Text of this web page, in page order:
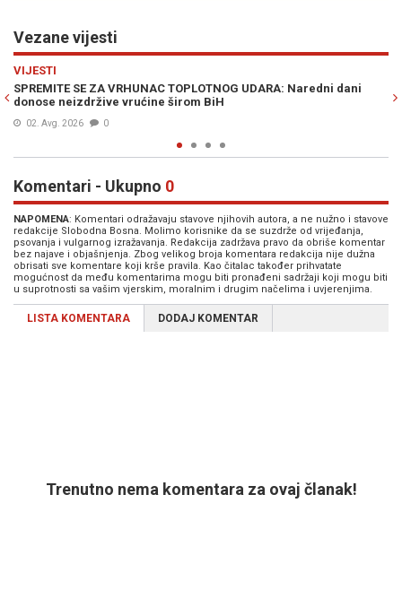
Vezane vijesti
dani
BHMETEO UPOZORAVA, DVIJE RIJEČI OPISUJU SVE:
Spremite se za brutalan toplotni udar
30. Jul. 2026
Komentari - Ukupno 0
NAPOMENA: Komentari odražavaju stavove njihovih autora, a ne nužno i stavove
redakcije Slobodna Bosna. Molimo korisnike da se suzdrže od vrijeđanja,
psovanja i vulgarnog izražavanja. Redakcija zadržava pravo da obriše komentar
bez najave i objašnjenja. Zbog velikog broja komentara redakcija nije dužna
obrisati sve komentare koji krše pravila. Kao čitalac također prihvatate
mogućnost da među komentarima mogu biti pronađeni sadržaji koji mogu biti
u suprotnosti sa vašim vjerskim, moralnim i drugim načelima i uvjerenjima.
LISTA KOMENTARA DODAJ KOMENTAR
Trenutno nema komentara za ovaj članak!